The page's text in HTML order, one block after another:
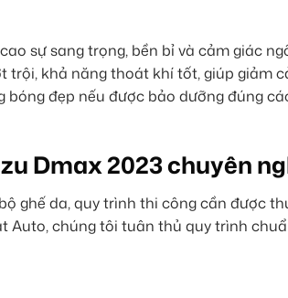
sự sang trọng, bền bỉ và cảm giác
trội, khả năng thoát khí tốt, giúp giảm
đẹp nếu được bảo dưỡng đúng
Dmax 2023 chuyên
ghế da, quy trình thi công cần được
Auto, chúng tôi tuân thủ quy trình